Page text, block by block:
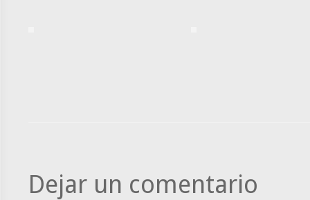
Dejar un comentario